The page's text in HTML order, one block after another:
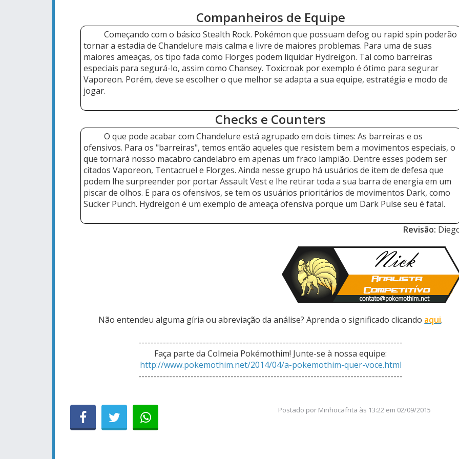
Companheiros de Equipe
Começando com o básico Stealth Rock. Pokémon que possuam defog ou rapid spin poderão
tornar a estadia de Chandelure mais calma e livre de maiores problemas. Para uma de suas
maiores ameaças, os tipo fada como Florges podem liquidar Hydreigon. Tal como barreiras
especiais para segurá-lo, assim como Chansey. Toxicroak por exemplo é ótimo para segurar
Vaporeon. Porém, deve se escolher o que melhor se adapta a sua equipe, estratégia e modo de
jogar.
Checks e Counters
O que pode acabar com Chandelure está agrupado em dois times: As barreiras e os
ofensivos. Para os "barreiras", temos então aqueles que resistem bem a movimentos especiais, o
que tornará nosso macabro candelabro em apenas um fraco lampião. Dentre esses podem ser
citados Vaporeon, Tentacruel e Florges. Ainda nesse grupo há usuários de item de defesa que
podem lhe surpreender por portar Assault Vest e lhe retirar toda a sua barra de energia em um
piscar de olhos. E para os ofensivos, se tem os usuários prioritários de movimentos Dark, como
Sucker Punch. Hydreigon é um exemplo de ameaça ofensiva porque um Dark Pulse seu é fatal.
Revisão:
Não entendeu alguma gíria ou abreviação da análise? Aprenda o significado clicando aqui.
--------------------------------------------------------------------------------------
Faça parte da Colmeia Pokémothim! Junte-se à nossa equipe:
http://www.pokemothim.net/2014/04/a-pokemothim-quer-voce.html
--------------------------------------------------------------------------------------
Postado por Minhocafrita às 13:22 em 02/09/2015